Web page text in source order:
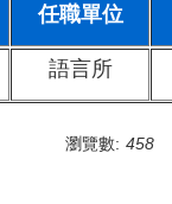
任職單位
語言所
瀏覽數: 458